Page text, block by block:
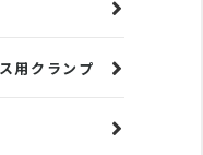
用クランプ